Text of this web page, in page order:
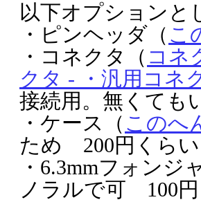
以下オプションと
・ピンヘッダ（ こ
・コネクタ（ コネ
クタ - ・汎用コネ
接続用。無くても
・ケース（ このへ
ため 200円くらい
・6.3mmフォンジ
ノラルで可 100円